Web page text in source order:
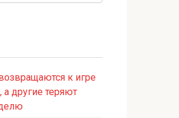
к игре
а другие теряют